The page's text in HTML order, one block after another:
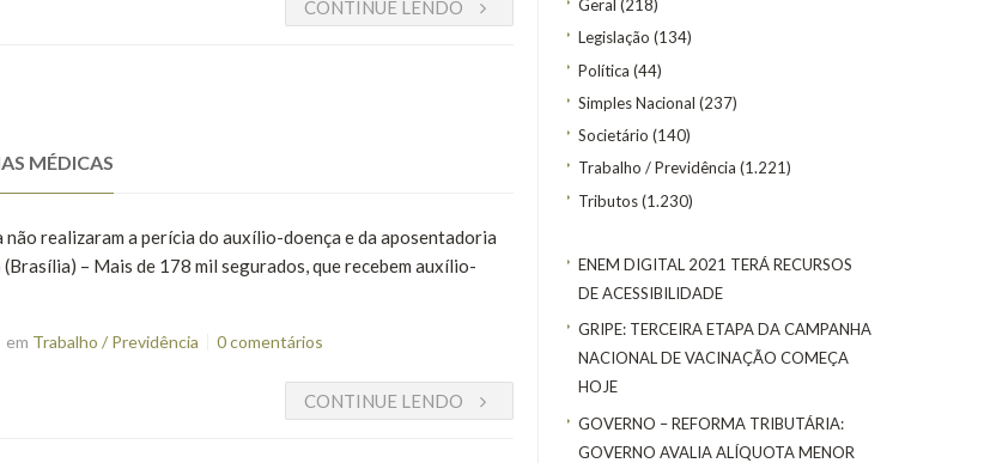
Geral (218)
Legislação (134)
Política (44)
Simples Nacional (237)
Societário (140)
Trabalho / Previdência (1.221)
Tributos(1.230)
ENEM DIGITAL 2021 TERÁ RECURSOS
DE ACESSIBILIDADE
GRIPE: TERCEIRA ETAPA DA CAMPANHA
NACIONAL DE VACINAÇÃO COMEÇA
HOJE
GOVERNO – REFORMA TRIBUTÁRIA:
GOVERNO AVALIA ALÍQUOTA MENOR
CONTINUE LENDO
MÉDICAS
realizaram a perícia do auxílio-doença e da aposentadoria
– Mais de 178 mil segurados, que recebem auxílio-
em Trabalho / Previdência 0 comentários
CONTINUE LENDO